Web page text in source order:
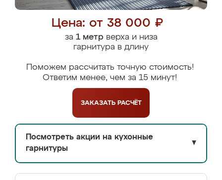
Цена: от 38 000 ₽
за 1 метрверха и низа
гарнитура в длину
Поможем рассчитать точную стоимость!
Ответим менее, чем за 15 минут!
ЗАКАЗАТЬ РАСЧЁТ
Посмотреть акции на кухонные
гарнитуры
▼